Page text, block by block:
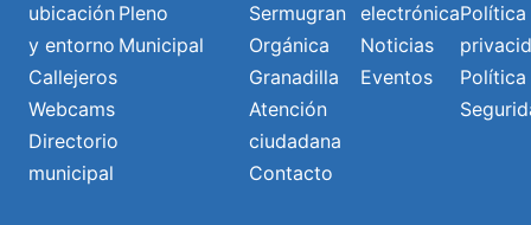
ubicación
y entorno
Callejeros
Webcams
Directorio
municipal
Pleno
Municipal
Sermugran
Orgánica
Granadilla
Atención
ciudadana
Contacto
electrónica
Noticias
Eventos
Política
Política